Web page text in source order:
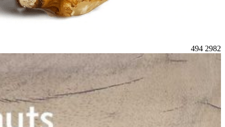
2982
494